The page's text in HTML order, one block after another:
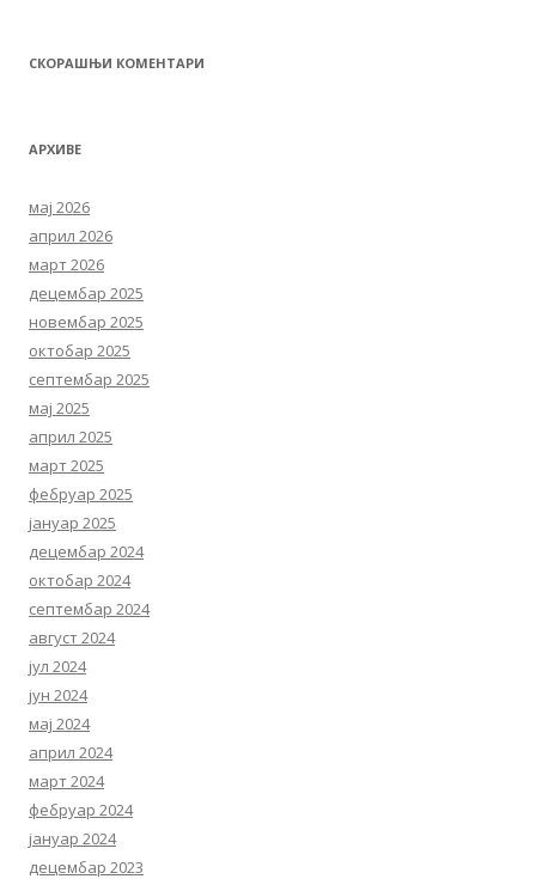
СКОРАШЊИ КОМЕНТАРИ
АРХИВЕ
мај 2026
април 2026
март 2026
децембар 2025
новембар 2025
октобар 2025
септембар 2025
мај 2025
април 2025
март 2025
фебруар 2025
јануар 2025
децембар 2024
октобар 2024
септембар 2024
август 2024
јул 2024
јун 2024
мај 2024
април 2024
март 2024
фебруар 2024
јануар 2024
децембар 2023